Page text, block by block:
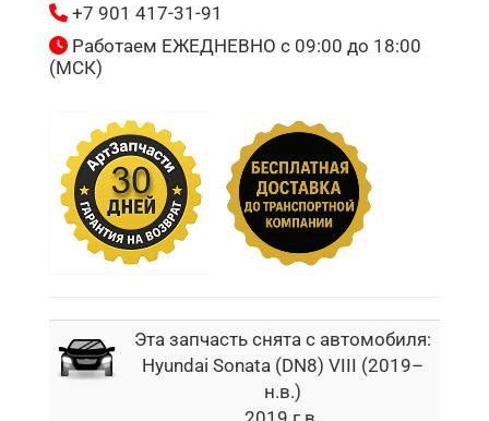
+7 901 417-31-91
Работаем ЕЖЕДНЕВНО с 09:00 до 18:00
(МСК)
Эта запчасть снята с автомобиля:
Hyundai Sonata (DN8) VIII (2019–
н.в.)